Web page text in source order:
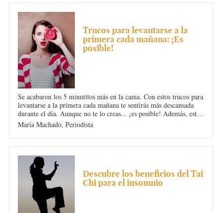
Trucos para levantarse a la
primera cada mañana: ¡Es
posible!
Se acabaron los 5 minutitos más en la cama. Con estos trucos para
levantarse a la primera cada mañana te sentirás más descansada
durante el día. Aunque no te lo creas... ¡es posible! Además, este
hábito de retrasar la alarma una y otra vez puede ser peligroso
para tu salud porque no te permite descansar.
María Machado,Periodista
Descubre los beneficios del Tai
Chi para el insomnio